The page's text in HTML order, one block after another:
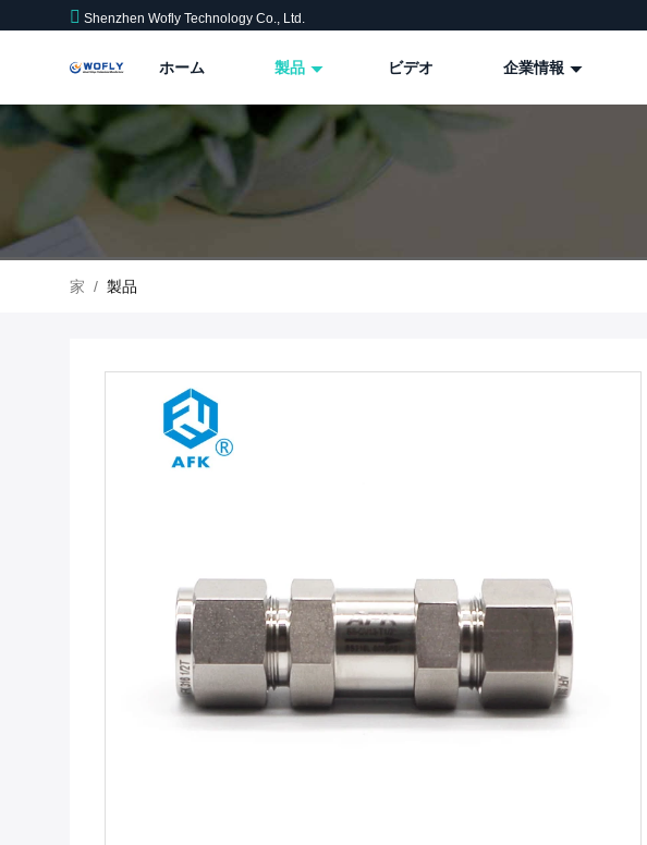
Shenzhen Wofly Technology Co., Ltd.
ホーム 製品 ビデオ 企業情報
家 / 製品